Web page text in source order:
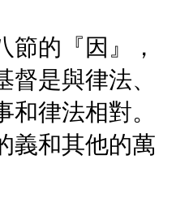
的『因』，
是與律法、
律法相對。
義和其他的萬